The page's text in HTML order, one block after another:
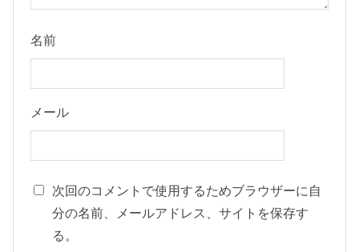
名前
メール
次回のコメントで使用するためブラウザーに自
分の名前、メールアドレス、サイトを保存す
る。